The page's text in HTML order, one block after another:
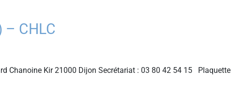
– CHLC
Chanoine Kir 21000 Dijon Secrétariat : 03 80 42 54 15 Plaquette